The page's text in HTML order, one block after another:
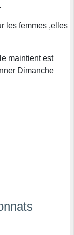
les femmes ,elles
maintient est
Dimanche